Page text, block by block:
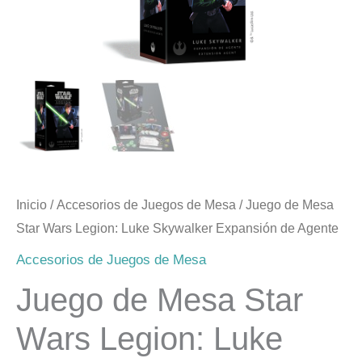
Inicio /Accesorios de Juegos de Mesa / Juego de Mesa
Star Wars Legion: Luke Skywalker Expansión de Agente
Accesorios de Juegos de Mesa
Juego de Mesa Star
Wars Legion: Luke